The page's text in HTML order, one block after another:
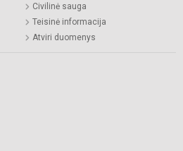
Civilinė sauga
Teisinė informacija
Atviri duomenys